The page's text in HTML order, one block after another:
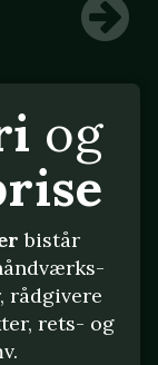
og
bistår
rådgivere
rets- og